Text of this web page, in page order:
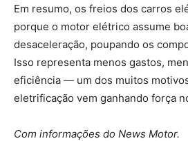
Em resumo, os freios dos carros
porque o motor elétrico assume
desaceleração, poupando os
Isso representa menos gastos,
eficiência — um dos muitos
eletrificação vem ganhando força
Com informações do News Motor.